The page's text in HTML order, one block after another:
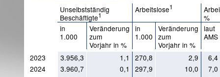
Unselbstständig
Beschäftigte1
Arbeitslose1
%
in
1.000
Veränderung
zum
Vorjahr in %
in
1.000
Veränderung
zum
Vorjahr in %
laut
AMS
2023 3.956,3 1,1 270,8 2,9
6,4
2024
3.960,7 0,1 297,9 10,0
7,0